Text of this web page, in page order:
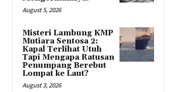
August 5, 2026
Misteri Lambung KMP
Mutiara Sentosa 2:
Kapal Terlihat Utuh
Tapi Mengapa Ratusan
Penumpang Berebut
Lompat ke Laut?
August 3, 2026